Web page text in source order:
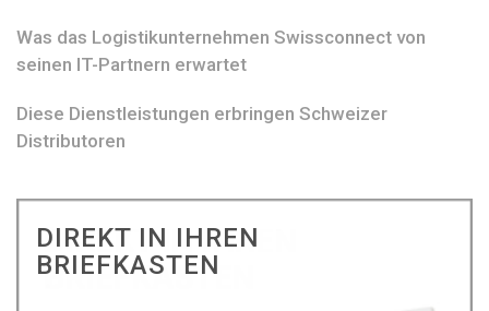
Was das Logistikunternehmen Swissconnect von
seinen IT-Partnern erwartet
Diese Dienstleistungen erbringen Schweizer
Distributoren
DIREKT IN IHREN
BRIEFKASTEN